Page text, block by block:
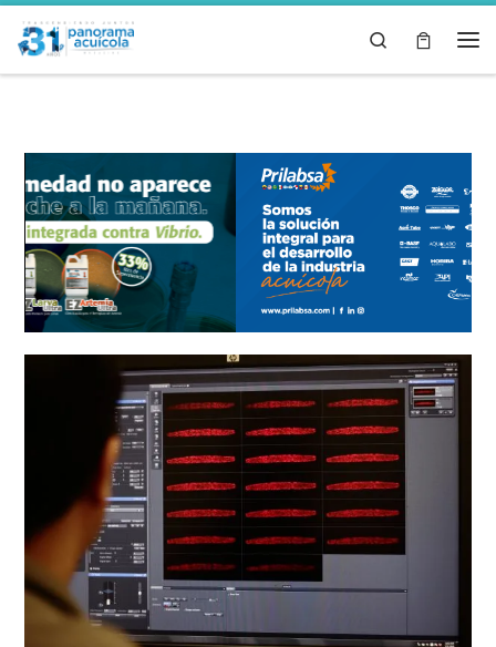
Skip to content Search